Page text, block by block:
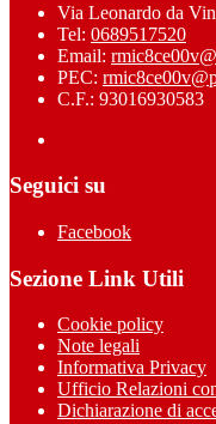
Via Leonardo da
Tel: 0689517520
Email:
PEC:
C.F.: 93016930583
Seguici su
Facebook
Sezione Link Utili
Cookie policy
Note legali
Informativa Privacy
Ufficio Relazioni
Dichiarazione di